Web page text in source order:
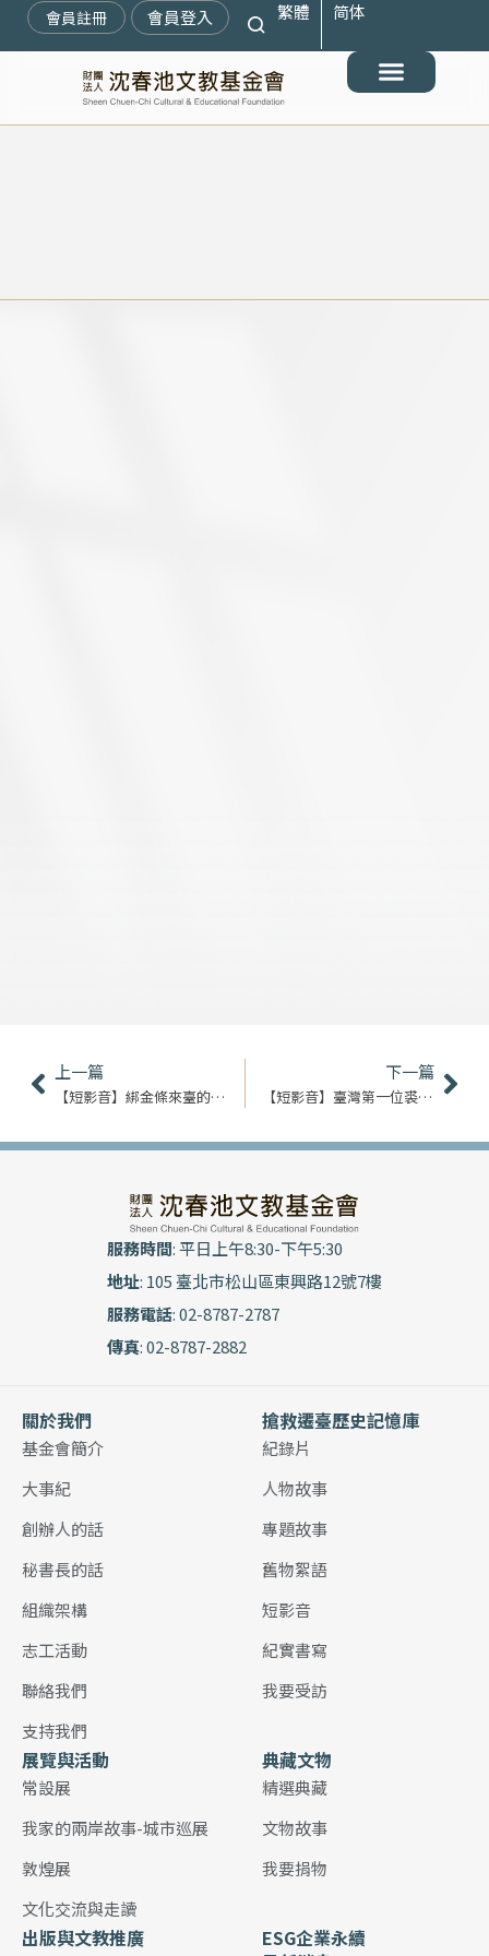
會員註冊 會員登入 繁體 简体
上一頁
上一篇
【短影音】綁金條來臺的富商｜吳國治
下一篇
【短影音】臺灣第一位裘派花臉｜陳元正
下
服務時間: 平日上午8:30-下午5:30
地址: 105 臺北市松山區東興路12號7樓
服務電話: 02-8787-2787
傳真: 02-8787-2882
關於我們
基金會簡介
大事紀
創辦人的話
秘書長的話
組織架構
志工活動
聯絡我們
支持我們
搶救遷臺歷史記憶庫
紀錄片
人物故事
專題故事
舊物絮語
短影音
紀實書寫
我要受訪
展覽與活動
常設展
我家的兩岸故事-城市巡展
敦煌展
文化交流與走讀
典藏文物
精選典藏
文物故事
我要捐物
出版與文教推廣
ESG企業永續